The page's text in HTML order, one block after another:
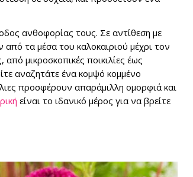
ανθοφορίας τους. Σε αντίθεση με
τα μέσα του καλοκαιριού μέχρι τον
μικροσκοπικές ποικιλίες έως
αναζητάτε ένα κομψό κομμένο
προσφέρουν απαράμιλλη ομορφιά και
είναι το ιδανικό μέρος για να βρείτε